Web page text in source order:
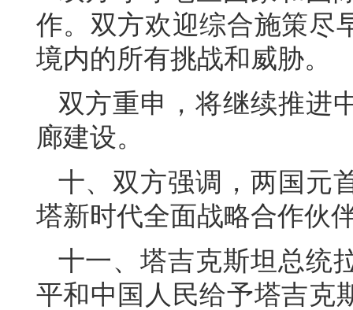
作。双方欢迎综合施策尽
境内的所有挑战和威胁。
双方重申，将继续推
廊建设。
十、双方强调，两国元
塔新时代全面战略合作伙
十一、塔吉克斯坦总统
平和中国人民给予塔吉克